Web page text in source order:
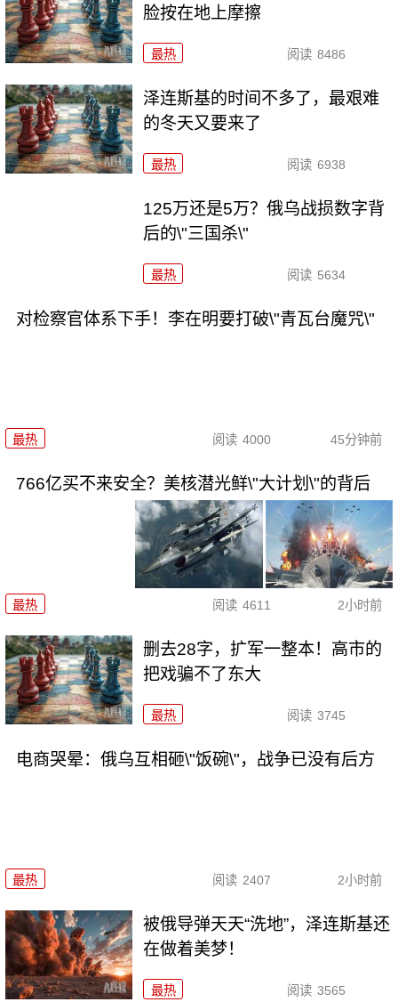
脸按在地上摩擦
最热 阅读 8486
泽连斯基的时间不多了，最艰难
的冬天又要来了
最热 阅读 6938
125万还是5万？俄乌战损数字背
后的\"三国杀\"
最热 阅读 5634
对检察官体系下手！李在明要打破\"青瓦台魔咒\"
最热 阅读 4000 45分钟前
766亿买不来安全？美核潜光鲜\"大计划\"的背后
最热 阅读 4611 2小时前
删去28字，扩军一整本！高市的
把戏骗不了东大
最热 阅读 3745
电商哭晕：俄乌互相砸\"饭碗\"，战争已没有后方
最热 阅读 2407 2小时前
被俄导弹天天“洗地”，泽连斯基还
在做着美梦！
最热 阅读 3565